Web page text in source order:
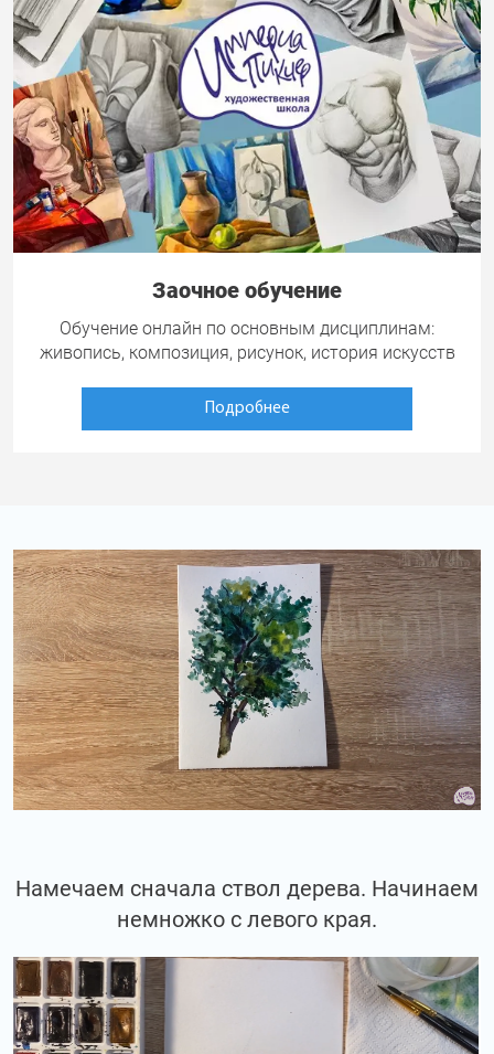
Заочное обучение
Обучение онлайн по основным дисциплинам:
живопись, композиция, рисунок, история искусств
Подробнее
Намечаем сначала ствол дерева. Начинаем
немножко с левого края.